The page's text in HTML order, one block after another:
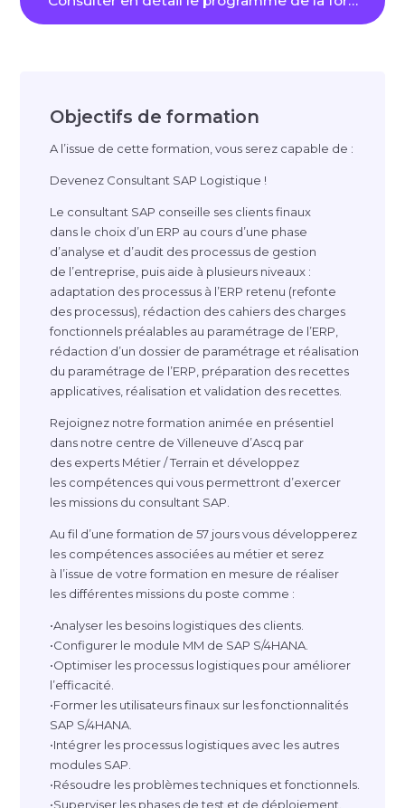
Objectifs de formation
A l’issue de cette formation, vous serez capable de :
Devenez Consultant SAP Logistique !
Le consultant SAP conseille ses clients finaux
dans le choix d’un ERP au cours d’une phase
d’analyse et d’audit des processus de gestion
de l’entreprise, puis aide à plusieurs niveaux :
adaptation des processus à l’ERP retenu (refonte
des processus), rédaction des cahiers des charges
fonctionnels préalables au paramétrage de l’ERP,
rédaction d’un dossier de paramétrage et réalisation
du paramétrage de l’ERP, préparation des recettes
applicatives, réalisation et validation des recettes.
Rejoignez notre formation animée en présentiel
dans notre centre de Villeneuve d’Ascq par
des experts Métier / Terrain et développez
les compétences qui vous permettront d’exercer
les missions du consultant SAP.
Au fil d’une formation de 57 jours vous développerez
les compétences associées au métier et serez
à l’issue de votre formation en mesure de réaliser
les différentes missions du poste comme :
•Analyser les besoins logistiques des clients.
•Configurer le module MM de SAP S/4HANA.
•Optimiser les processus logistiques pour améliorer
l’efficacité.
•Former les utilisateurs finaux sur les fonctionnalités
SAP S/4HANA.
•Intégrer les processus logistiques avec les autres
modules SAP.
•Résoudre les problèmes techniques et fonctionnels.
•Superviser les phases de test et de déploiement.